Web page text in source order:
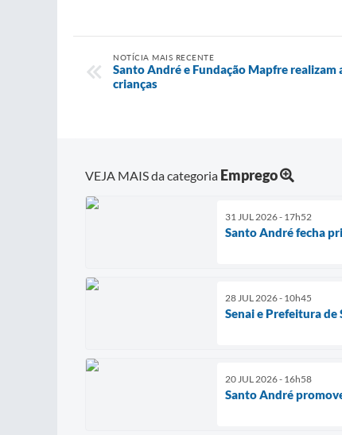
NOTÍCIA MAIS RECENTE
Santo André e Fundação Mapfre realizam
crianças
VEJA MAIS da categoria Emprego
31 JUL 2026 - 17h52
Santo André fecha
28 JUL 2026 - 10h45
Senai e Prefeitura
20 JUL 2026 - 16h58
Santo André